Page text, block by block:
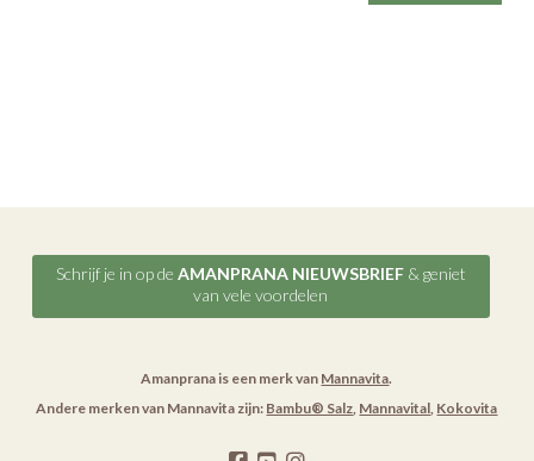
Schrijf je in op de AMANPRANA NIEUWSBRIEF& geniet
van vele voordelen
Amanprana is een merk van Mannavita.
Andere merken van Mannavita zijn: Bambu® Salz, Mannavital, Kokovita